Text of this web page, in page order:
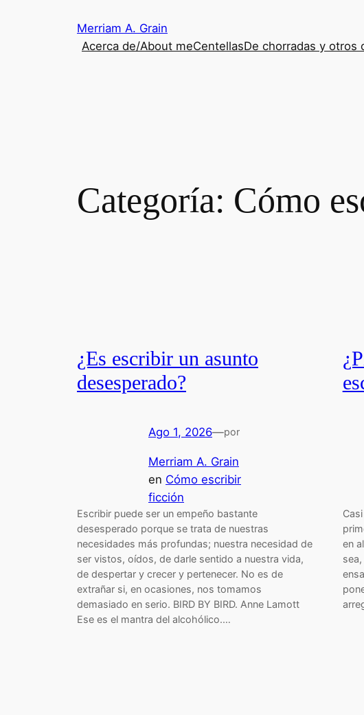
Merriam A. Grain
Acerca de/About meCentellasDe chorradas y otros
Categoría: Cómo
¿Es escribir un asunto
desesperado?
Ago 1, 2026—por
Merriam A. Grain
en Cómo escribir
ficción
Escribir puede ser un empeño bastante
desesperado porque se trata de nuestras
necesidades más profundas; nuestra necesidad de
ser vistos, oídos, de darle sentido a nuestra vida,
de despertar y crecer y pertenecer. No es de
extrañar si, en ocasiones, nos tomamos
demasiado en serio. BIRD BY BIRD. Anne Lamott
Ese es el mantra del alcohólico.…
en